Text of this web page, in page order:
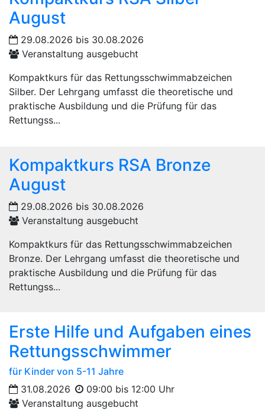
August
29.08.2026 bis 30.08.2026
Veranstaltung ausgebucht
Kompaktkurs für das Rettungsschwimmabzeichen
Silber. Der Lehrgang umfasst die theoretische und
praktische Ausbildung und die Prüfung für das
Rettungss...
Kompaktkurs RSA Bronze
August
29.08.2026 bis 30.08.2026
Veranstaltung ausgebucht
Kompaktkurs für das Rettungsschwimmabzeichen
Bronze. Der Lehrgang umfasst die theoretische und
praktische Ausbildung und die Prüfung für das
Rettungss...
Erste Hilfe und Aufgaben eines
Rettungsschwimmer
für Kinder von 5-11 Jahre
31.08.2026
09:00 bis 12:00 Uhr
Veranstaltung ausgebucht